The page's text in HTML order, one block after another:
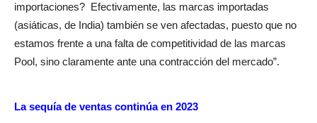
importaciones? Efectivamente, las marcas importadas
(asiáticas, de India) también se ven afectadas, puesto que no
estamos frente a una falta de competitividad de las marcas
Pool, sino claramente ante una contracción del mercado”.
La sequía de ventas continúa en 2023